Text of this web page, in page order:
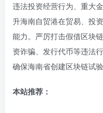
违法投资经营行为、重大
升海南自贸港在贸易、投
能力。严厉打击假借区块
资诈骗、发行代币等违法
确保海南省创建区块链试
本站推荐：